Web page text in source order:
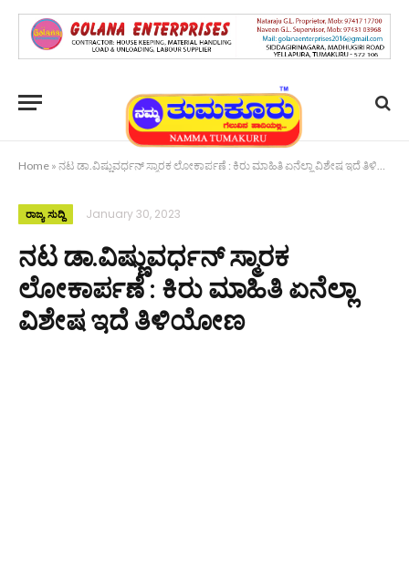
Home » ನಟ ಡಾ.ವಿಷ್ಣುವರ್ಧನ್ ಸ್ಮಾರಕ ಲೋಕಾರ್ಪಣೆ : ಕಿರು ಮಾಹಿತಿ ಏನೆಲ್ಲಾ ವಿಶೇಷ ಇದೆ ತಿಳಿಯೋಣ
ರಾಜ್ಯ ಸುದ್ದಿ January 30, 2023
ನಟ ಡಾ.ವಿಷ್ಣುವರ್ಧನ್ ಸ್ಮಾರಕ
ಲೋಕಾರ್ಪಣೆ : ಕಿರು ಮಾಹಿತಿ ಏನೆಲ್ಲಾ
ವಿಶೇಷ ಇದೆ ತಿಳಿಯೋಣ